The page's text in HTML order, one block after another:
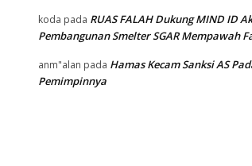
koda pada RUAS FALAH Dukung MIND ID
Pembangunan Smelter SGAR Mempawah
anm"alan pada Hamas Kecam Sanksi AS
Pemimpinnya